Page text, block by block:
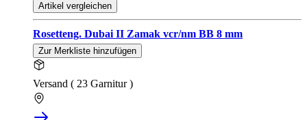
Artikel vergleichen
Rosetteng. Dubai II Zamak vcr/nm BB 8 mm
Zur Merkliste hinzufügen
Versand ( 23 Garnitur )